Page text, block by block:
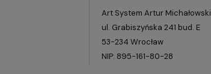
Art System Artur Michałowski
ul. Grabiszyńska 241 bud. E
53-234 Wrocław
NIP: 895-161-80-28